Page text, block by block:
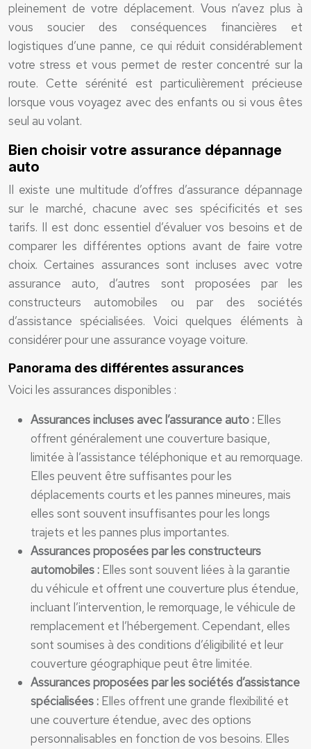
pleinement de votre déplacement. Vous n’avez plus à
vous soucier des conséquences financières et
logistiques d’une panne, ce qui réduit considérablement
votre stress et vous permet de rester concentré sur la
route. Cette sérénité est particulièrement précieuse
lorsque vous voyagez avec des enfants ou si vous êtes
seul au volant.
Bien choisir votre assurance dépannage
auto
Il existe une multitude d’offres d’assurance dépannage
sur le marché, chacune avec ses spécificités et ses
tarifs. Il est donc essentiel d’évaluer vos besoins et de
comparer les différentes options avant de faire votre
choix. Certaines assurances sont incluses avec votre
assurance auto, d’autres sont proposées par les
constructeurs automobiles ou par des sociétés
d’assistance spécialisées. Voici quelques éléments à
considérer pour une assurance voyage voiture.
Panorama des différentes assurances
Voici les assurances disponibles :
Assurances incluses avec l’assurance auto : Elles
offrent généralement une couverture basique,
limitée à l’assistance téléphonique et au remorquage.
Elles peuvent être suffisantes pour les
déplacements courts et les pannes mineures, mais
elles sont souvent insuffisantes pour les longs
trajets et les pannes plus importantes.
Assurances proposées par les constructeurs
automobiles : Elles sont souvent liées à la garantie
du véhicule et offrent une couverture plus étendue,
incluant l’intervention, le remorquage, le véhicule de
remplacement et l’hébergement. Cependant, elles
sont soumises à des conditions d’éligibilité et leur
couverture géographique peut être limitée.
Assurances proposées par les sociétés d’assistance
spécialisées : Elles offrent une grande flexibilité et
une couverture étendue, avec des options
personnalisables en fonction de vos besoins. Elles